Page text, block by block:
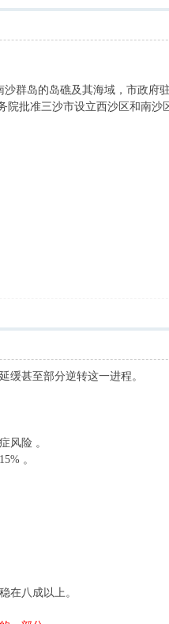
群岛的岛礁及其海域，市政府
院批准三沙市设立西沙区和南沙
缓甚至部分逆转这一进程‌。
风险 。
。
在八成以上。